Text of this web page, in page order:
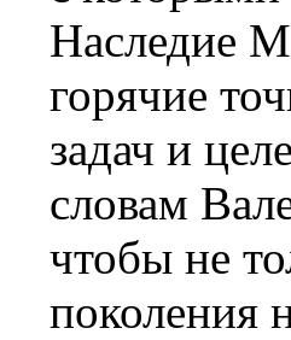
Наследие
горячие
задач и
словам
чтобы не
поколения